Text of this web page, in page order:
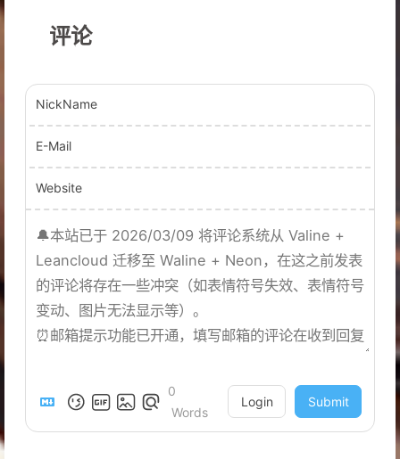
评论
NickName
E-Mail
Website
0
Words
Login Submit